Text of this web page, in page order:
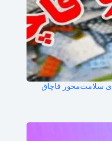
سلامت‌محور قاچاق